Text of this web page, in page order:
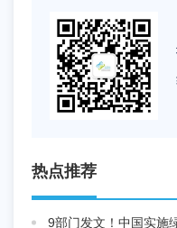
热点推荐
9部门发文！中国实施